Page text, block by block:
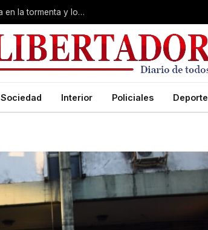
Desesperación en Corrientes: intentó sujetar su lancha en la tormenta y lo arrastró el río
Sociedad Interior Policiales